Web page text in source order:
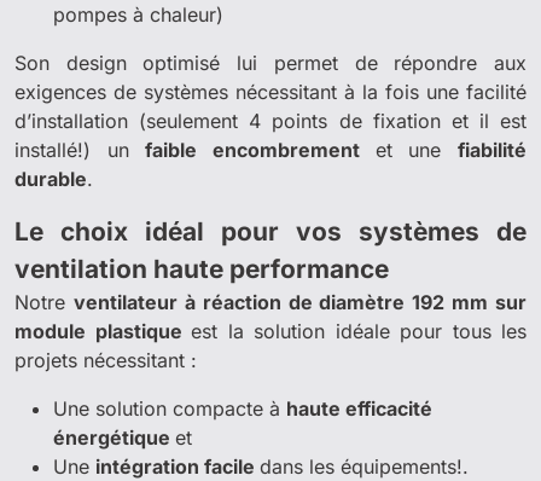
pompes à chaleur)
Son design optimisé lui permet de répondre aux
exigences de systèmes nécessitant à la fois une facilité
d’installation (seulement 4 points de fixation et il est
installé!) unfaible encombrement et unefiabilité
durable.
Le choix idéal pour vos systèmes de
ventilation haute performance
Notre ventilateur à réaction de diamètre 192 mm sur
module plastique est la solution idéale pour tous les
projets nécessitant :
Une solution compacte à haute efficacité
énergétique et
Une intégration facile dans les équipements!.